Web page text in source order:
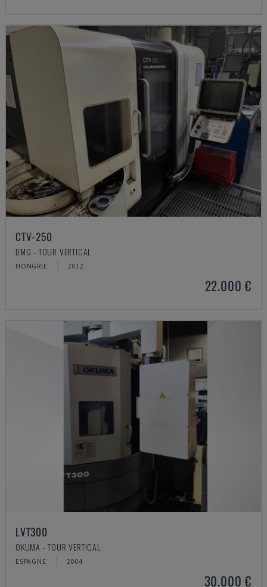
CTV-250
DMG - TOUR VERTICAL
HONGRIE 2012
22.000 €
LVT300
OKUMA - TOUR VERTICAL
ESPAGNE 2004
30.000 €